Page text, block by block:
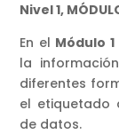
Nivel 1,
En el Módulo
la
diferentes
el etiquetado
de datos.